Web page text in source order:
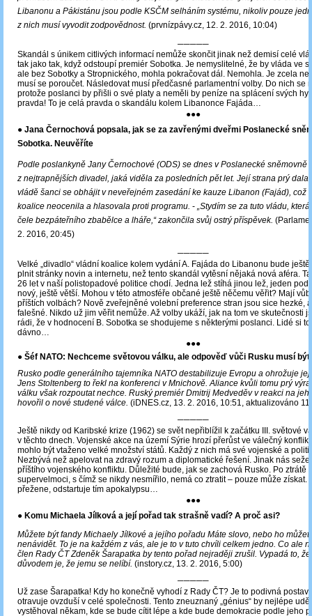
Libanonu a Pákistánu jsou podle KSČM selháním systému, nikoliv pouze
z nich musí vyvodit zodpovědnost. (prvnízpávy.cz, 12. 2. 2016, 10:04)
─────
Skandál s únikem citlivých informací nemůže skončit jinak než demisí celé
tak jako tak, když odstoupí premiér Sobotka. Je nemyslitelné, že by vláda ve
ale bez Sobotky a Stropnického, mohla pokračovat dál. Nemohla. Je zcela
musí se poroučet. Následovat musí předčasné parlamentní volby. Do nich se
protože poslanci by přišli o své platy a neměli by peníze na splácení svých
pravda! To je celá pravda o skandálu kolem Libanonce Fajáda…
●●●
● Jana Černochová popsala, jak se za zavřenými dveřmi Poslanecké
Sobotka. Neuvěříte
Podle poslankyně Jany Černochové (ODS) se dnes v Poslanecké sněmovně
z nejtrapnějších divadel, jaká viděla za posledních pět let. Její strana prý dala
vládě šanci se obhájit v neveřejném zasedání ke kauze Libanon (Fajád), což
koalice neocenila a hlasovala proti programu. - „Stydím se za tuto vládu,
čele bezpáteřního zbabělce a lháře,“ zakončila svůj ostrý příspěvek.
2. 2016, 20:45)
─────
Velké „divadlo“ vládní koalice kolem vydání A. Fajáda do Libanonu bude
plnit stránky novin a internetu, než tento skandál vytěsní nějaká nová aféra.
26 let v naší polistopadové politice chodí. Jedna lež stíhá jinou lež, jeden
nový, ještě větší. Mohou v této atmosféře občané ještě něčemu věřit? Mají
příštích volbách? Nově zveřejněné volební preference stran jsou sice hezké,
falešné. Nikdo už jim věřit nemůže. Až volby ukáží, jak na tom ve skutečnosti
rádi, že v hodnocení B. Sobotka se shodujeme s některými poslanci. Lidé si
dávno…
●●●
● Šéf NATO: Nechceme světovou válku, ale odpověď vůči Rusku musí
Rusko podle generálního tajemníka NATO destabilizuje Evropu a ohrožuje
Jens Stoltenberg to řekl na konferenci v Mnichově. Aliance kvůli tomu prý
válku však rozpoutat nechce. Ruský premiér Dmitrij Medveděv v reakci na
hovořil o nové studené válce. (iDNES.cz, 13. 2. 2016, 10:51, aktualizováno
─────
Ještě nikdy od Karibské krize (1962) se svět nepřiblížil k začátku III. světové
v těchto dnech. Vojenské akce na území Sýrie hrozí přerůst ve válečný
mohlo být vtaženo velké množství států. Každý z nich má své vojenské a
Nezbývá než apelovat na zdravý rozum a diplomatické řešení. Jinak nás
příštího vojenského konfliktu. Důležité bude, jak se zachová Rusko. Po ztrátě
supervelmoci, s čímž se nikdy nesmířilo, nemá co ztratit – pouze může získat.
přežene, odstartuje tím apokalypsu…
●●●
● Komu Michaela Jílková a její pořad tak strašně vadí? A proč asi?
Můžete být fandy Michaely Jílkové a jejího pořadu Máte slovo, nebo ho
nenávidět. To je na každém z vás, ale je to v tuto chvíli celkem jedno. Co ale
člen Rady ČT Zdeněk Šarapatka by tento pořad nejraději zrušil. Vypadá to,
důvodem je, že jemu se nelíbí. (instory.cz, 13. 2. 2016, 5:00)
─────
Už zase Šarapatka! Kdy ho konečně vyhodí z Rady ČT? Je to podivná
otravuje ovzduší v celé společnosti. Tento zneuznaný „génius“ by nejlépe
vystěhoval někam, kde se bude cítit lépe a kde bude demokracie podle jeho